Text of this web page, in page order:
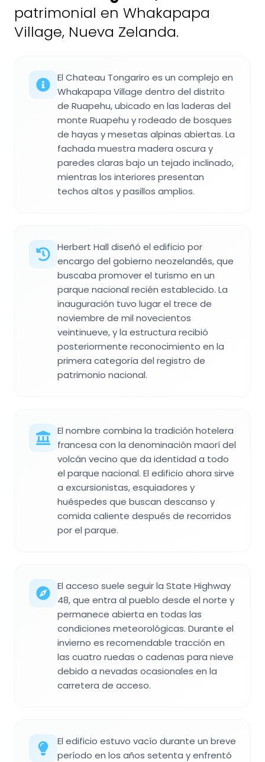
patrimonial en Whakapapa
Village, Nueva Zelanda.
El Chateau Tongariro es un complejo en
Whakapapa Village dentro del distrito
de Ruapehu, ubicado en las laderas del
monte Ruapehu y rodeado de bosques
de hayas y mesetas alpinas abiertas. La
fachada muestra madera oscura y
paredes claras bajo un tejado inclinado,
mientras los interiores presentan
techos altos y pasillos amplios.
Herbert Hall diseñó el edificio por
encargo del gobierno neozelandés, que
buscaba promover el turismo en un
parque nacional recién establecido. La
inauguración tuvo lugar el trece de
noviembre de mil novecientos
veintinueve, y la estructura recibió
posteriormente reconocimiento en la
primera categoría del registro de
patrimonio nacional.
El nombre combina la tradición hotelera
francesa con la denominación maorí del
volcán vecino que da identidad a todo
el parque nacional. El edificio ahora sirve
a excursionistas, esquiadores y
huéspedes que buscan descanso y
comida caliente después de recorridos
por el parque.
El acceso suele seguir la State Highway
48, que entra al pueblo desde el norte y
permanece abierta en todas las
condiciones meteorológicas. Durante el
invierno es recomendable tracción en
las cuatro ruedas o cadenas para nieve
debido a nevadas ocasionales en la
carretera de acceso.
El edificio estuvo vacío durante un breve
período en los años setenta y enfrentó